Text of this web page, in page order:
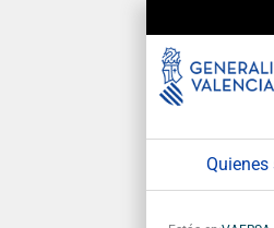
al
contenido